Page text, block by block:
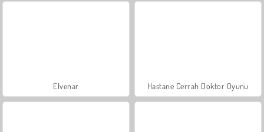
Elvenar Hastane Cerrah Doktor Oyunu